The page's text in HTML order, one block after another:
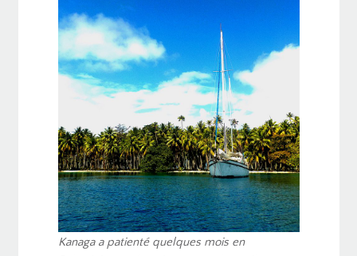
Kanaga a patienté quelques mois en